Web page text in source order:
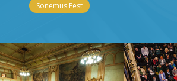
Sonemus Fest